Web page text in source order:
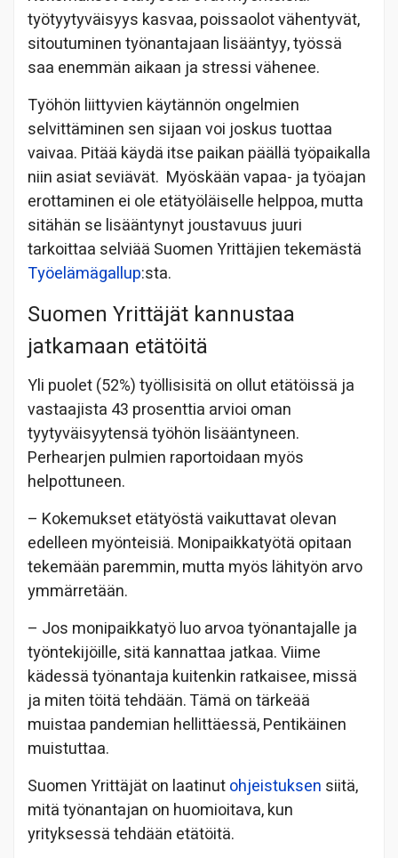
työtyytyväisyys kasvaa, poissaolot vähentyvät,
sitoutuminen työnantajaan lisääntyy, työssä
saa enemmän aikaan ja stressi vähenee.
Työhön liittyvien käytännön ongelmien
selvittäminen sen sijaan voi joskus tuottaa
vaivaa. Pitää käydä itse paikan päällä työpaikalla
niin asiat seviävät. Myöskään vapaa- ja työajan
erottaminen ei ole etätyöläiselle helppoa, mutta
sitähän se lisääntynyt joustavuus juuri
tarkoittaa selviää Suomen Yrittäjien tekemästä
Työelämägallup:sta.
Suomen Yrittäjät kannustaa
jatkamaan etätöitä
Yli puolet (52%) työllisisitä on ollut etätöissä ja
vastaajista 43 prosenttia arvioi oman
tyytyväisyytensä työhön lisääntyneen.
Perhearjen pulmien raportoidaan myös
helpottuneen.
– Kokemukset etätyöstä vaikuttavat olevan
edelleen myönteisiä. Monipaikkatyötä opitaan
tekemään paremmin, mutta myös lähityön arvo
ymmärretään.
– Jos monipaikkatyö luo arvoa työnantajalle ja
työntekijöille, sitä kannattaa jatkaa. Viime
kädessä työnantaja kuitenkin ratkaisee, missä
ja miten töitä tehdään. Tämä on tärkeää
muistaa pandemian hellittäessä, Pentikäinen
muistuttaa.
Suomen Yrittäjät on laatinutohjeistuksen siitä,
mitä työnantajan on huomioitava, kun
yrityksessä tehdään etätöitä.